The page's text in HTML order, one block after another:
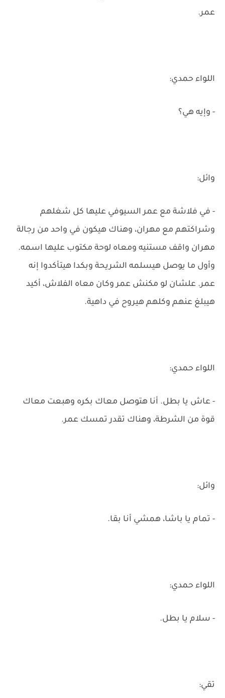
عمر.
اللواء حمدي:
- وإيه هي؟
وائل:
- في فلاشة مع عمر السيوفي عليها كل شغلهم
وشراكتهم مع مهران، وهناك هيكون في واحد من رجالة
مهران واقف مستنيه ومعاه لوحة مكتوب عليها اسمه.
وأول ما يوصل هيسلمه الشريحة وبكدا هيتأكدوا إنه
عمر. علشان لو مكنش عمر وكان معاه الفلاش، أكيد
هيبلغ عنهم وكلهم هيروح في داهية.
اللواء حمدي:
- عاش يا بطل. أنا هتوصل معاك بكره وهبعت معاك
قوة من الشرطة، وهناك تقدر تمسك عمر.
وائل:
- تمام يا باشا، همشي أنا بقا.
اللواء حمدي:
- سلام يا بطل.
تقي: